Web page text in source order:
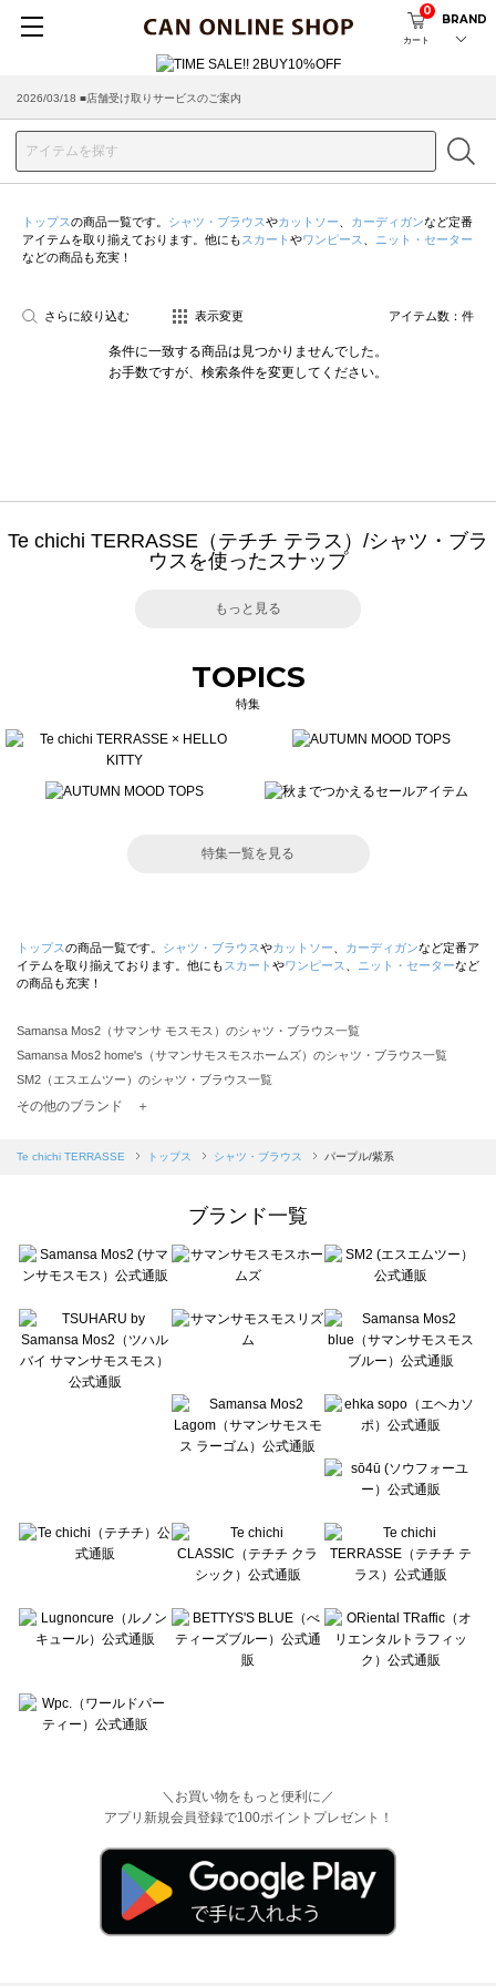
カート
0
BRAND
2026/03/18 ■店舗受け取りサービスのご案内
トップスの商品一覧です。 シャツ・ブラウスやカットソー カーディガンなど定番
アイテムを取り揃えております。他にも スカート やワンピース
ニット・セーター
などの商品も充実！
さらに絞り込む 表示変更 アイテム数： 件
条件に一致する商品は見つかりませんでした。
お手数ですが、検索条件を変更してください。
Te chichi TERRASSE（テチチ テラス）/シャツ・ブラ
ウスを使ったスナップ
もっと見る
TOPICS
特集
特集一覧を見る
トップスの商品一覧です。 シャツ・ブラウスやカットソー カーディガンなど定番ア
イテムを取り揃えております。他にも スカート やワンピース ニット・セーターなど
の商品も充実！
Samansa Mos2（サマンサ モスモス）のシャツ・ブラウス一覧
Samansa Mos2 home's（サマンサモスモスホームズ）のシャツ・ブラウス一覧
SM2（エスエムツー）のシャツ・ブラウス一覧
Samansa Mos2 blue（サマンサモスモス ブルー）のシャツ・ブラウス一覧
sō4ū（ソウフォーユー）のシャツ・ブラウス一覧
Te chichi（テチチ）のシャツ・ブラウス一覧
Te chichi CLASSIC（テチチ クラシック）のシャツ・ブラウス一覧
Lugnoncure（ルノンキュール）のシャツ・ブラウス一覧
BETTY'S BLUE（べティーズブルー）のシャツ・ブラウス一覧
Wpc.（ワールドパーティー）のシャツ・ブラウス一覧
その他のブランド ＋
Te chichi TERRASSE トップス シャツ・ブラウス パープル/紫系
ブランド一覧
＼お買い物をもっと便利に／
アプリ新規会員登録で100ポイントプレゼント！